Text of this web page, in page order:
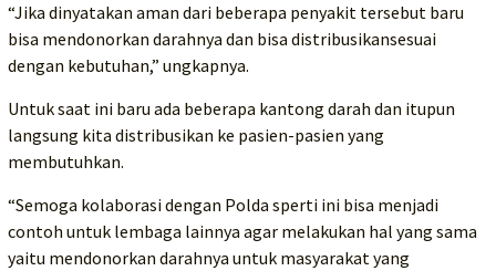
“Jika dinyatakan aman dari beberapa penyakit tersebut baru
bisa mendonorkan darahnya dan bisa distribusikansesuai
dengan kebutuhan,” ungkapnya.
Untuk saat ini baru ada beberapa kantong darah dan itupun
langsung kita distribusikan ke pasien-pasien yang
membutuhkan.
“Semoga kolaborasi dengan Polda sperti ini bisa menjadi
contoh untuk lembaga lainnya agar melakukan hal yang sama
yaitu mendonorkan darahnya untuk masyarakat yang